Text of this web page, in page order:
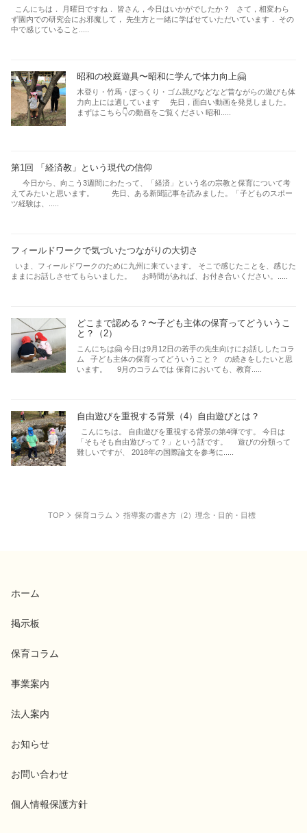
こんにちは． 月曜日ですね． 皆さん，今日はいかがでしたか？ さて，相変わら
ず園内での研究会にお邪魔して， 先生方と一緒に学ばせていただいています． その
中で感じていること.....
昭和の校庭遊具〜昭和に学んで体力向上🤗
木登り・竹馬・ぽっくり・ゴム跳びなどなど昔ながらの遊びも体
力向上には適しています 先日，面白い動画を発見しました。
まずはこちら👇の動画をご覧ください 昭和.....
第1回 「経済教」という現代の信仰
今日から、向こう3週間にわたって、「経済」という名の宗教と保育について考
えてみたいと思います。 先日、ある新聞記事を読みました。「子どものスポー
ツ経験は、.....
フィールドワークで気づいたつながりの大切さ
いま、フィールドワークのために九州に来ています。 そこで感じたことを、感じた
ままにお話しさせてもらいました。 お時間があれば、お付き合いください。.....
どこまで認める？〜子ども主体の保育ってどういうこ
と？（2）
こんにちは🤗 今日は9月12日の若手の先生向けにお話ししたコラ
ム 子ども主体の保育ってどういうこと？ の続きをしたいと思
います。 9月のコラムでは 保育においても、教育.....
自由遊びを重視する背景（4）自由遊びとは？
こんにちは。 自由遊びを重視する背景の第4弾です。 今日は
「そもそも自由遊びって？」という話です。 遊びの分類って
難しいですが、 2018年の国際論文を参考に.....
TOP 保育コラム 指導案の書き方（2）理念・目的・目標
ホーム
掲示板
保育コラム
事業案内
法人案内
お知らせ
お問い合わせ
個人情報保護方針